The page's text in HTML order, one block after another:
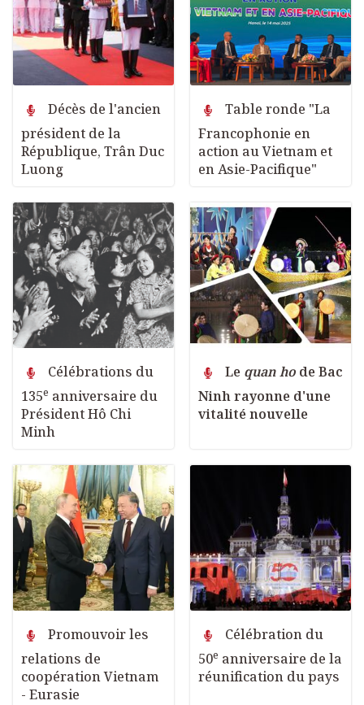
Décès de l'ancien
président de la
République, Trân Duc
Luong
Table ronde "La
Francophonie en
action au Vietnam et
en Asie-Pacifique"
Célébrations du
135e anniversaire du
Président Hô Chi
Minh
Le quan ho de Bac
Ninh rayonne d'une
vitalité nouvelle
Promouvoir les
relations de
coopération Vietnam
- Eurasie
Célébration du
50e anniversaire de la
réunification du pays